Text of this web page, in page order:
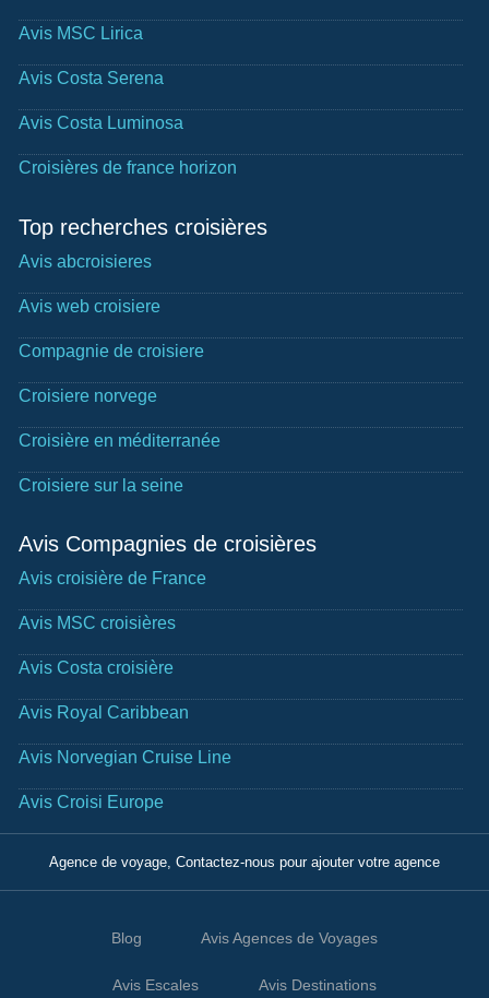
Avis MSC Lirica
Avis Costa Serena
Avis Costa Luminosa
Croisières de france horizon
Top recherches croisières
Avis abcroisieres
Avis web croisiere
Compagnie de croisiere
Croisiere norvege
Croisière en méditerranée
Croisiere sur la seine
Avis Compagnies de croisières
Avis croisière de France
Avis MSC croisières
Avis Costa croisière
Avis Royal Caribbean
Avis Norvegian Cruise Line
Avis Croisi Europe
Agence de voyage, Contactez-nous pour ajouter votre agence
Blog Avis Agences de Voyages
Avis Escales Avis Destinations